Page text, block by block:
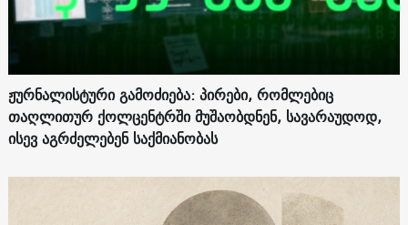
ჟურნალისტური გამოძიება: პირები, რომლებიც
თაღლითურ ქოლცენტრში მუშაობდნენ, სავარაუდოდ,
ისევ აგრძელებენ საქმიანობას